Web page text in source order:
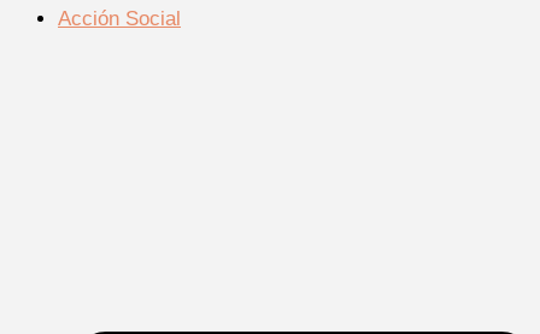
Acción Social